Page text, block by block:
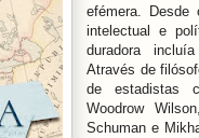
efémera.
intelectual e
duradora
Através de
de estadistas
Woodrow
Schuman e